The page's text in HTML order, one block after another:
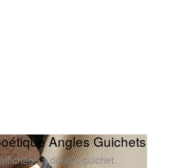
Angles Guichets
à double guichet.